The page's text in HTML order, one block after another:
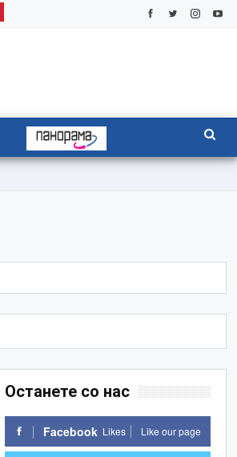
Останете со нас
Facebook Likes Like our page